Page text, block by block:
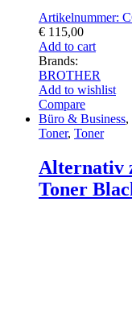
Artikelnummer:
€ 115,00
Add to cart
Brands:
BROTHER
Add to wishlist
Compare
Büro & Business,
Toner, Toner
Alternativ
Toner